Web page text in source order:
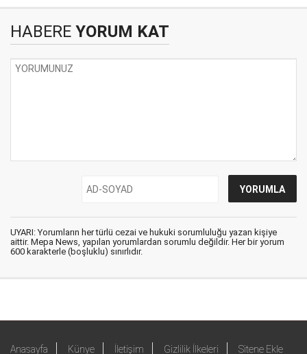
HABERE YORUM KAT
UYARI: Yorumların her türlü cezai ve hukuki sorumluluğu yazan kişiye
aittir. Mepa News, yapılan yorumlardan sorumlu değildir. Her bir yorum
600 karakterle (boşluklu) sınırlıdır.
Anasayfa Künye İletişim Gizlilik İlkeleri Sitene Ekle